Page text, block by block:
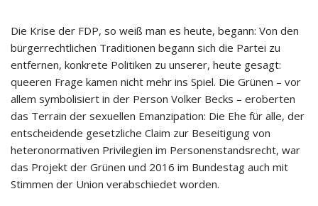
Die Krise der FDP, so weiß man es heute, begann: Von den
bürgerrechtlichen Traditionen begann sich die Partei zu
entfernen, konkrete Politiken zu unserer, heute gesagt:
queeren Frage kamen nicht mehr ins Spiel. Die Grünen – vor
allem symbolisiert in der Person Volker Becks – eroberten
das Terrain der sexuellen Emanzipation: Die Ehe für alle, der
entscheidende gesetzliche Claim zur Beseitigung von
heteronormativen Privilegien im Personenstandsrecht, war
das Projekt der Grünen und 2016 im Bundestag auch mit
Stimmen der Union verabschiedet worden.